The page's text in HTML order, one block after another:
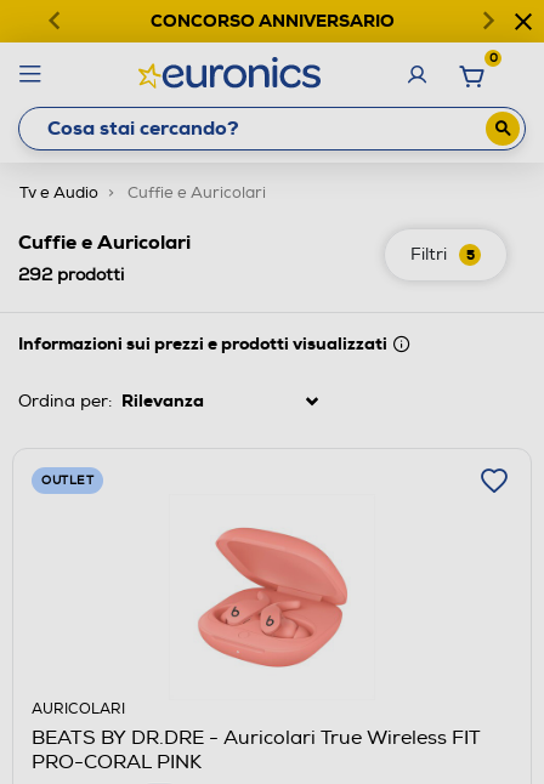
CONCORSO ANNIVERSARIO
0
Tv e Audio Cuffie e Auricolari
Filtri 5
Cuffie e Auricolari
292prodotti
Informazioni sui prezzi e prodotti visualizzati
Ordina per:
OUTLET
AURICOLARI
BEATS BY DR.DRE - Auricolari True Wireless FIT
PRO-CORAL PINK